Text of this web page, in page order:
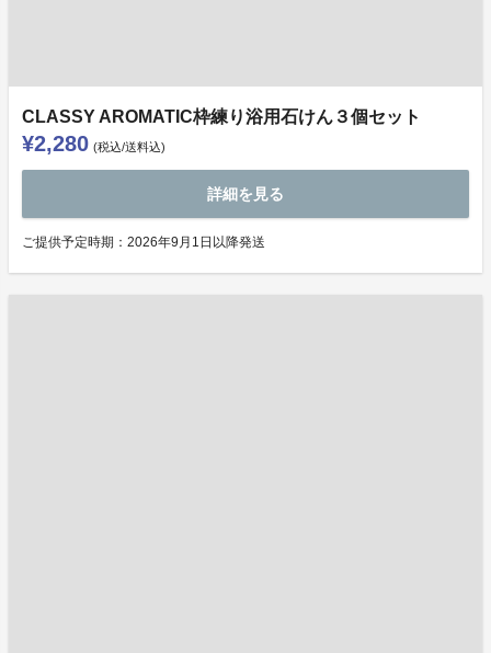
CLASSY AROMATIC枠練り浴用石けん３個セット
¥2,280 (税込/送料込)
詳細を見る
ご提供予定時期：2026年9月1日以降発送